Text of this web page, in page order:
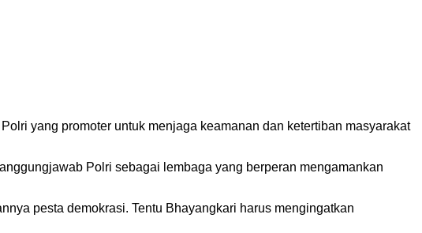
yang promoter untuk menjaga keamanan dan ketertiban masyarakat
Polri sebagai lembaga yang berperan mengamankan
pesta demokrasi. Tentu Bhayangkari harus mengingatkan